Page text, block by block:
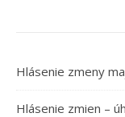
Hlásenie zmeny
Hlásenie zmien –